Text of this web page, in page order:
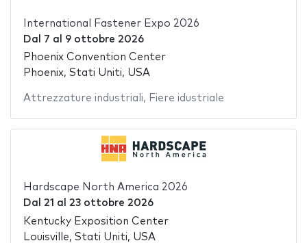
International Fastener Expo 2026
Dal 7 al 9 ottobre 2026
Phoenix Convention Center
Phoenix, Stati Uniti, USA
Attrezzature industriali, Fiere idustriale
Hardscape North America 2026
Dal 21 al 23 ottobre 2026
Kentucky Exposition Center
Louisville, Stati Uniti, USA